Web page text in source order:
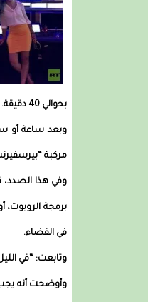
بحوالي 40 دقيقة.
وبعد ساعة أو
مركبة
برمجة الروبوت،
في الفضاء.
وتابعت: “في